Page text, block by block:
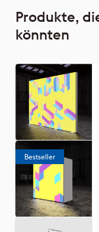
Produkte,
könnten